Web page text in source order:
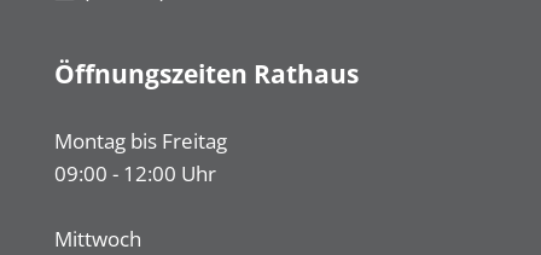
Öffnungszeiten Rathaus
Montag bis Freitag
09:00 - 12:00 Uhr
Mittwoch